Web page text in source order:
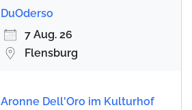
DuOderso
7 Aug. 26
Flensburg
Aronne Dell'Oro im Kulturhof